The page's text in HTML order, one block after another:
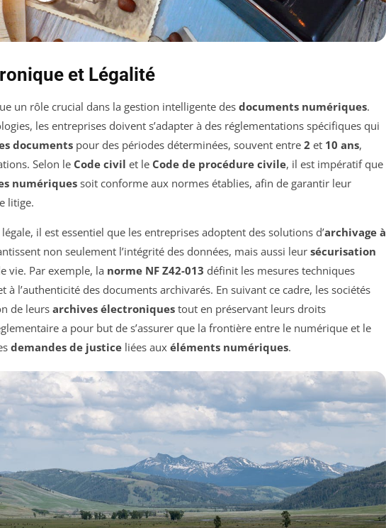
et Légalité
un rôle crucial dans la gestion intelligente des documents numériques.
les entreprises doivent s’adapter à des réglementations spécifiques qui
documents pour des périodes déterminées, souvent entre 2 et 10 ans,
Selon le Code civil et le Code de procédure civile, il est impératif que
numériques soit conforme aux normes établies, afin de garantir leur
litige.
il est essentiel que les entreprises adoptent des solutions d’archivage à
non seulement l’intégrité des données, mais aussi leur sécurisation
vie. Par exemple, la norme NF Z42-013 définit les mesures techniques
à l’authenticité des documents archivarés. En suivant ce cadre, les sociétés
de leurs archives électroniques tout en préservant leurs droits
a pour but de s’assurer que la frontière entre le numérique et le
demandes de justice liées aux éléments numériques.